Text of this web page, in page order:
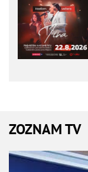
ZOZNAM TV